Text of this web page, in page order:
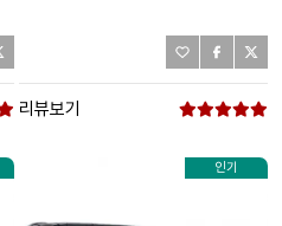
리뷰보기
인기